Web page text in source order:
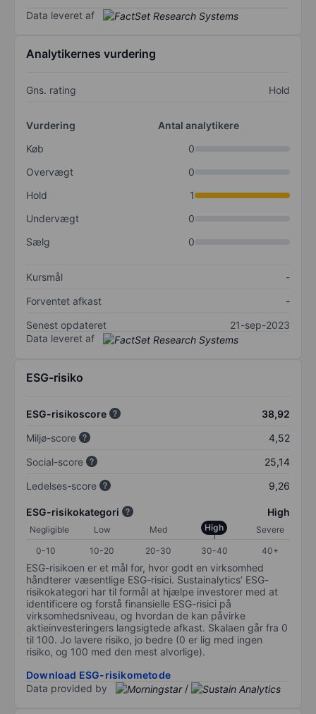
Data leveret af
Analytikernes vurdering
Gns. rating Hold
Vurdering
Antal analytikere
Køb
0
Overvægt
0
Hold
1
Undervægt
0
Sælg
0
Kursmål
-
Forventet afkast
-
Senest opdateret
21-sep-2023
Data leveret af
ESG-risiko
ESG-risikoscore
38,92
Miljø-score
4,52
Social-score
25,14
Ledelses-score
9,26
ESG-risikokategori High
Negligible Low Med High
Severe
0-10
10-20 20-30 30-40 40+
ESG-risikoen er et mål for, hvor godt en virksomhed
håndterer væsentlige ESG-risici. Sustainalytics’ ESG-
risikokategori har til formål at hjælpe investorer med at
identificere og forstå finansielle ESG-risici på
virksomhedsniveau, og hvordan de kan påvirke
aktieinvesteringers langsigtede afkast. Skalaen går fra 0
til 100. Jo lavere risiko, jo bedre (0 er lig med ingen
risiko, og 100 med den mest alvorlige).
Download ESG-risikometode
Data provided by
/